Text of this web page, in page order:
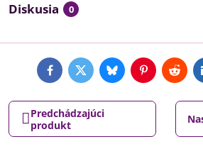
Diskusia 0
FacebookTwitterBlueskyPinterest
Predchádzajúci
produkt